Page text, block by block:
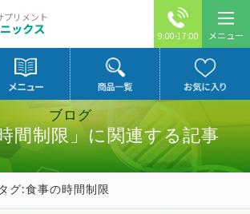
プリメント
ックス 9:00-17:00 メニュー
ブログ
間制限」に関連する記事
タグ:食事の時間制限